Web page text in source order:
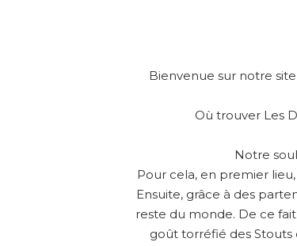
Bienvenue sur notre site
Où trouver Les
Notre
Pour cela, en premier
Ensuite, grâce à des
reste du monde. De ce
goût torréfié des Stouts